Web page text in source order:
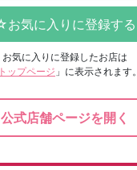
お気に入りに登録したお店は
トップページ 」に表示されます。
公式店舗ページを開く